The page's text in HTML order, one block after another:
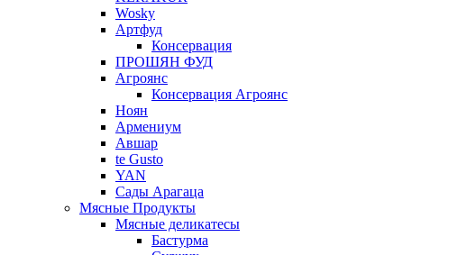
Wosky
Артфуд
Консервация
ПРОШЯН ФУД
Агроянс
Консервация Агроянс
Ноян
Армениум
Авшар
te Gusto
YAN
Сады Арагаца
Мясные Продукты
Мясные деликатесы
Бастурма